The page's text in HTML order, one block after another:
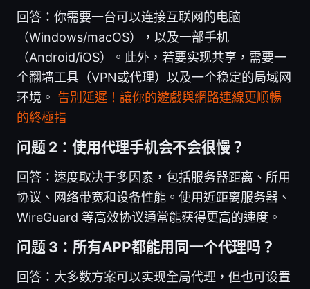
回答：你需要一台可以连接互联网的电脑
（Windows/macOS），以及一部手机
（Android/iOS）。此外，若要实现共享，需要一
个翻墙工具（VPN或代理）以及一个稳定的局域网
环境。 告別延遲！讓你的遊戲與網路連線更順暢
的終極指
问题 2：使用代理手机会不会很慢？
回答：速度取决于多因素，包括服务器距离、所用
协议、网络带宽和设备性能。使用近距离服务器、
WireGuard 等高效协议通常能获得更高的速度。
问题 3：所有APP都能用同一个代理吗？
回答：大多数方案可以实现全局代理，但也可设置